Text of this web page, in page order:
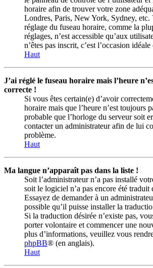
horaire afin de trouver votre zone
Londres, Paris, New York, Sydney, etc.
réglage du fuseau horaire, comme la
réglages, n’est accessible qu’aux
n’êtes pas inscrit, c’est l’occasion
Haut
J’ai réglé le fuseau horaire mais l’heure
correcte !
Si vous êtes certain(e) d’avoir
horaire mais que l’heure n’est toujours
probable que l’horloge du serveur soit
contacter un administrateur afin de lui
problème.
Haut
Ma langue n’apparaît pas dans la liste !
Soit l’administrateur n’a pas installé
soit le logiciel n’a pas encore été traduit
Essayez de demander à un
possible qu’il puisse installer la
Si la traduction désirée n’existe pas,
porter volontaire et commencer une
plus d’informations, veuillez vous
phpBB® (en anglais).
Haut